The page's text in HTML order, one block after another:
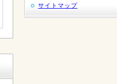
サイトマップ